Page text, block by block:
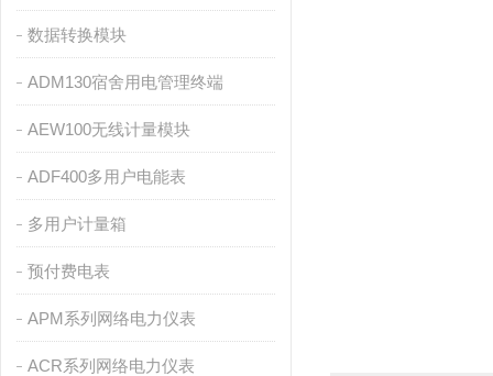
数据转换模块
ADM130宿舍用电管理终端
AEW100无线计量模块
ADF400多用户电能表
多用户计量箱
预付费电表
APM系列网络电力仪表
ACR系列网络电力仪表